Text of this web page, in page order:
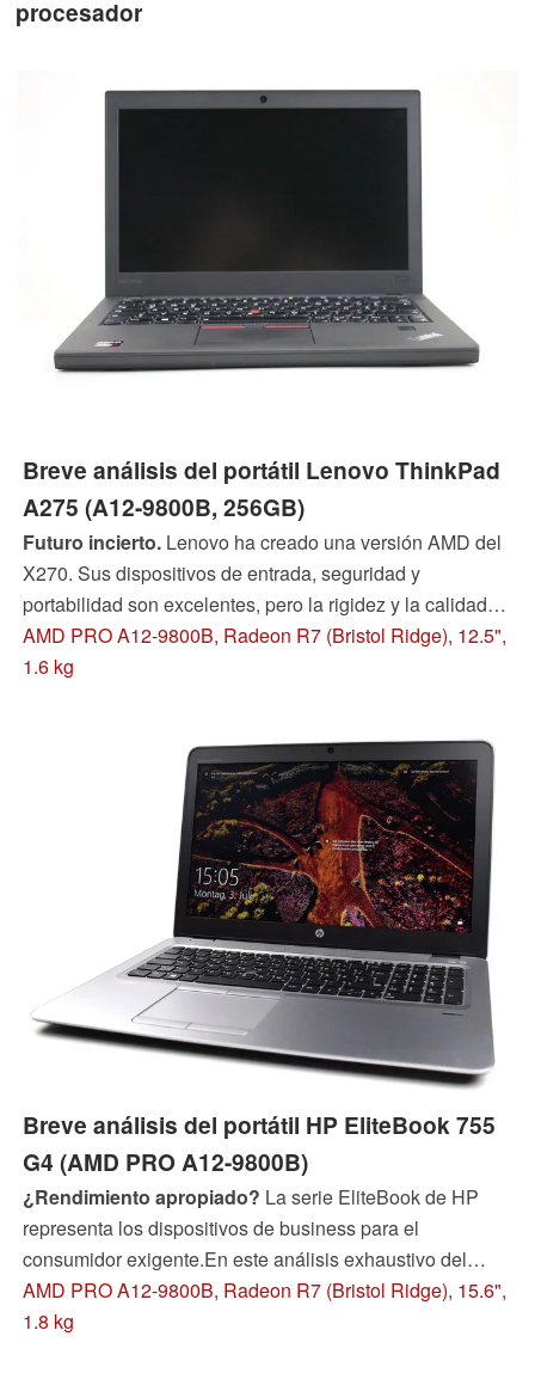
procesador
Breve análisis del portátil Lenovo ThinkPad
A275 (A12-9800B, 256GB)
Futuro incierto. Lenovo ha creado una versión AMD del
X270. Sus dispositivos de entrada, seguridad y
portabilidad son excelentes, pero la rigidez y la calidad
de fabricación son inferiores, y el display no parece
encajar con el resto.
AMD PRO A12-9800B, Radeon R7 (Bristol Ridge), 12.5",
1.6 kg
Breve análisis del portátil HP EliteBook 755
G4 (AMD PRO A12-9800B)
¿Rendimiento apropiado? La serie EliteBook de HP
representa los dispositivos de business para el
consumidor exigente.En este análisis exhaustivo del
EliteBook 755 G4 encontrará la respuesta sobre si
esfuerzo tiene éxito y el rendimiento puede hacerlo
AMD PRO A12-9800B, Radeon R7 (Bristol Ridge), 15.6",
1.8 kg